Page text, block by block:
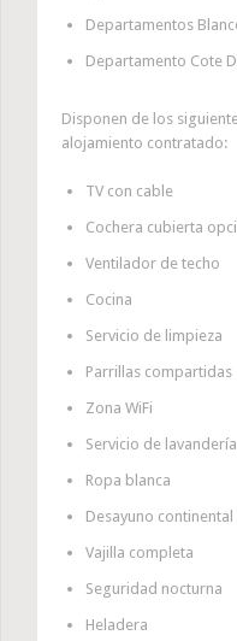
Departamentos
Departamento Cote
Disponen de los
alojamiento contratado:
TV con cable
Cochera cubierta
Ventilador de techo
Cocina
Servicio de limpieza
Parrillas compartidas
Zona WiFi
Servicio de
Ropa blanca
Desayuno continental
Vajilla completa
Seguridad nocturna
Heladera